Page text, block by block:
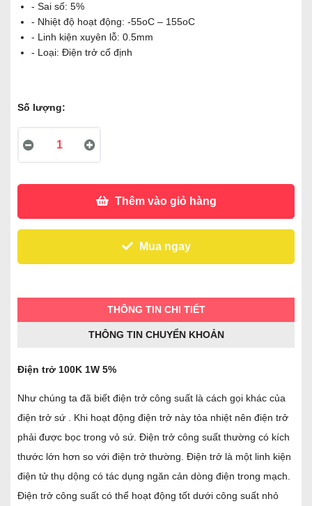
- Sai số: 5%
- Nhiệt độ hoạt động: -55oC – 155oC
- Linh kiện xuyên lỗ: 0.5mm
- Loại: Điện trở cố định
Số lượng:
Thêm vào giỏ hàng
Mua ngay
THÔNG TIN CHI TIẾT
THÔNG TIN CHUYỂN KHOẢN
Điện trở 100K 1W 5%
Như chúng ta đã biết điện trở công suất là cách gọi khác của
điện trở sứ . Khi hoạt động điện trở này tỏa nhiệt nên điện trở
phải được bọc trong vỏ sứ. Điện trở công suất thường có kích
thước lớn hơn so với điện trở thường. Điện trở là một linh kiện
điện tử thụ dộng có tác dụng ngăn cản dòng điện trong mạch.
Điện trở công suất có thể hoạt động tốt dưới công suất nhỏ